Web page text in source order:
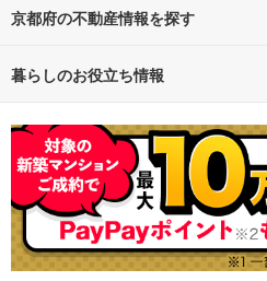
五条（2）
松ケ崎（1）
京都市営地下鉄東西線
京都市営地下鉄東西線すべての
二条城前（3）
一人暮らし、DINKS
ハイグレード・高級マンション
タワーマンション・高層マンシ
即入居可能
エコマンション
京都市
路線・駅から探す
通勤時間から探す
不動産会社から探す
特集から探す
ランキングから探す
京都府の不動産情報を探す
不動産・住宅
新築マンション
新築一戸建て
注文住宅
暮らしのお役立ち情報
マンションカタログ